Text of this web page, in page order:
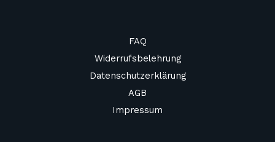
FAQ
Widerrufsbelehrung
Datenschutzerklärung
AGB
Impressum